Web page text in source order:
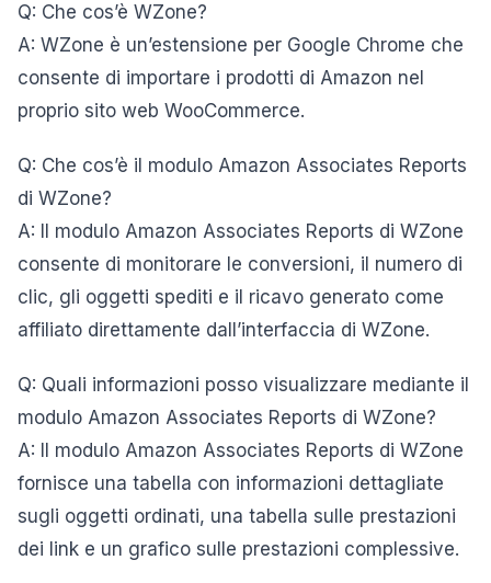
Q: Che cos’è WZone?
A: WZone è un’estensione per Google Chrome che
consente di importare i prodotti di Amazon nel
proprio sito web WooCommerce.
Q: Che cos’è il modulo Amazon Associates Reports
di WZone?
A: Il modulo Amazon Associates Reports di WZone
consente di monitorare le conversioni, il numero di
clic, gli oggetti spediti e il ricavo generato come
affiliato direttamente dall’interfaccia di WZone.
Q: Quali informazioni posso visualizzare mediante il
modulo Amazon Associates Reports di WZone?
A: Il modulo Amazon Associates Reports di WZone
fornisce una tabella con informazioni dettagliate
sugli oggetti ordinati, una tabella sulle prestazioni
dei link e un grafico sulle prestazioni complessive.